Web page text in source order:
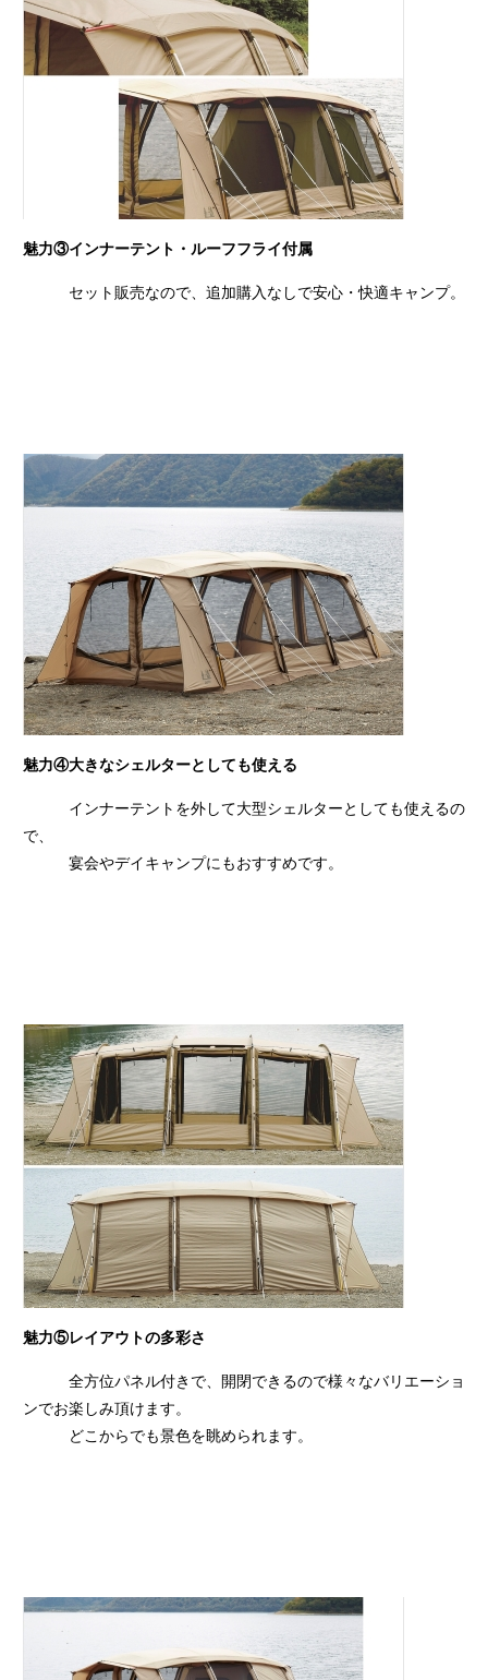
魅力③インナーテント・ルーフフライ付属
セット販売なので、追加購入なしで安心・快適キャンプ。
魅力④大きなシェルターとしても使える
インナーテントを外して大型シェルターとしても使えるの
で、
宴会やデイキャンプにもおすすめです。
魅力⑤レイアウトの多彩さ
全方位パネル付きで、開閉できるので様々なバリエーショ
ンでお楽しみ頂けます。
どこからでも景色を眺められます。